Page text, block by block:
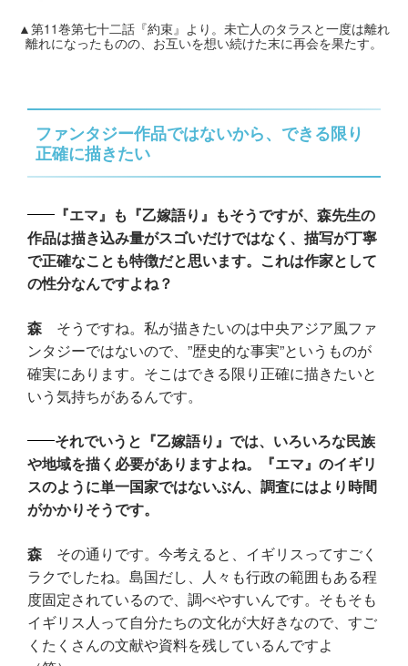
▲第11巻第七十二話『約束』より。未亡人のタラスと一度は離れ
離れになったものの、お互いを想い続けた末に再会を果たす。
ファンタジー作品ではないから、できる限り
正確に描きたい
『エマ』も『乙嫁語り』もそうですが、森先生の
作品は描き込み量がスゴいだけではなく、描写が丁寧
で正確なことも特徴だと思います。これは作家として
の性分なんですよね？
森 そうですね。私が描きたいのは中央アジア風ファ
ンタジーではないので、”歴史的な事実”というものが
確実にあります。そこはできる限り正確に描きたいと
いう気持ちがあるんです。
それでいうと『乙嫁語り』では、いろいろな民族
や地域を描く必要がありますよね。『エマ』のイギリ
スのように単一国家ではないぶん、調査にはより時間
がかかりそうです。
森 その通りです。今考えると、イギリスってすごく
ラクでしたね。島国だし、人々も行政の範囲もある程
度固定されているので、調べやすいんです。そもそも
イギリス人って自分たちの文化が大好きなので、すご
くたくさんの文献や資料を残しているんですよ